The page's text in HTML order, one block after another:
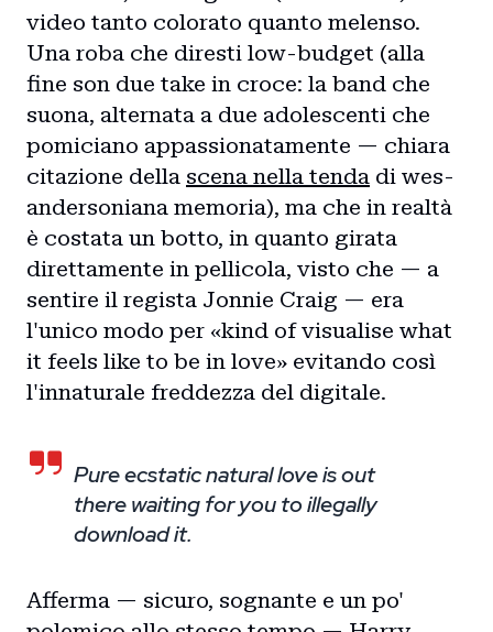
video tanto colorato quanto melenso.
Una roba che diresti low-budget (alla
fine son due take in croce: la band che
suona, alternata a due adolescenti che
pomiciano appassionatamente — chiara
citazione della scena nella tenda di wes-
andersoniana memoria), ma che in realtà
è costata un botto, in quanto girata
direttamente in pellicola, visto che — a
sentire il regista Jonnie Craig — era
l'unico modo per «kind of visualise what
it feels like to be in love» evitando così
l'innaturale freddezza del digitale.
Pure ecstatic natural love is out
there waiting for you to illegally
download it.
Afferma — sicuro, sognante e un po'